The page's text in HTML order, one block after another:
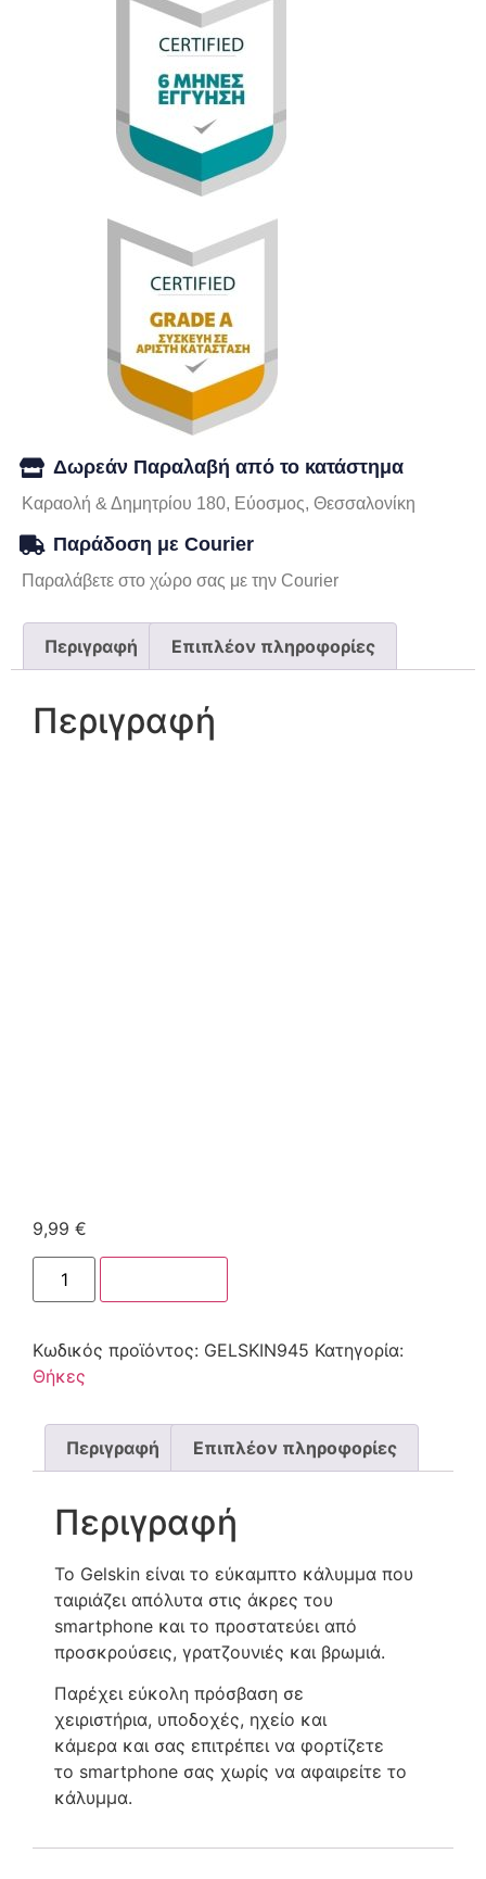
Δωρεάν Παραλαβή από το κατάστημα
Καραολή & Δημητρίου 180, Εύοσμος, Θεσσαλονίκη
Παράδοση με Courier
Παραλάβετε στο χώρο σας με την Courier
Περιγραφή Επιπλέον πληροφορίες
Περιγραφή
9,99 €
Κωδικός προϊόντος: GELSKIN945 Κατηγορία:
Θήκες
Περιγραφή Επιπλέον πληροφορίες
Περιγραφή
Το Gelskin είναι το εύκαμπτο κάλυμμα που
ταιριάζει απόλυτα στις άκρες του
smartphone και το προστατεύει από
προσκρούσεις, γρατζουνιές και βρωμιά.
Παρέχει εύκολη πρόσβαση σε
χειριστήρια, υποδοχές, ηχείο και
κάμερα και σας επιτρέπει να φορτίζετε
το smartphone σας χωρίς να αφαιρείτε το
κάλυμμα.